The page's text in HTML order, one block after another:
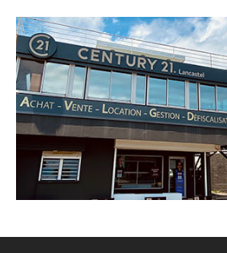
CENTURY 21
362 rue du
ST DENIS -
Envoyer un
Téléphoner à